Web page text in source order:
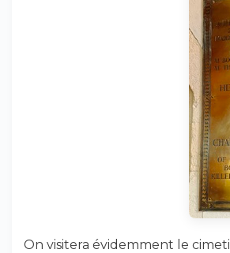
On visitera évidemment le